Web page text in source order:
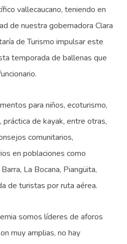
vallecaucano, teniendo en
de nuestra gobernadora Clara
de Turismo impulsar este
temporada de ballenas que
para niños, ecoturismo,
de kayak, entre otras,
comunitarios,
en poblaciones como
La Bocana, Piangüita,
de turistas por ruta aérea.
somos líderes de aforos
muy amplias, no hay